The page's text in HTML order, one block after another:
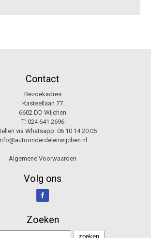
Contact
Bezoekadres
Kasteellaan 77
6602 DD Wijchen
T: 024 641 2696
via Whatsapp: 06 10 14 20 05
Algemene Voorwaarden
Volg ons
Zoeken